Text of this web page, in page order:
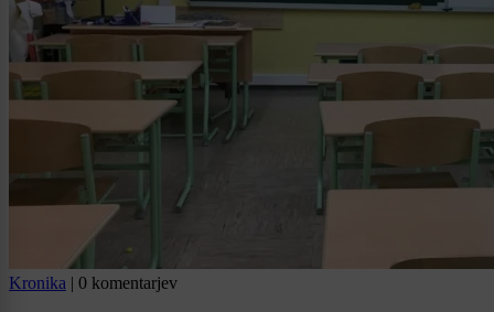
Kronika | 0 komentarjev